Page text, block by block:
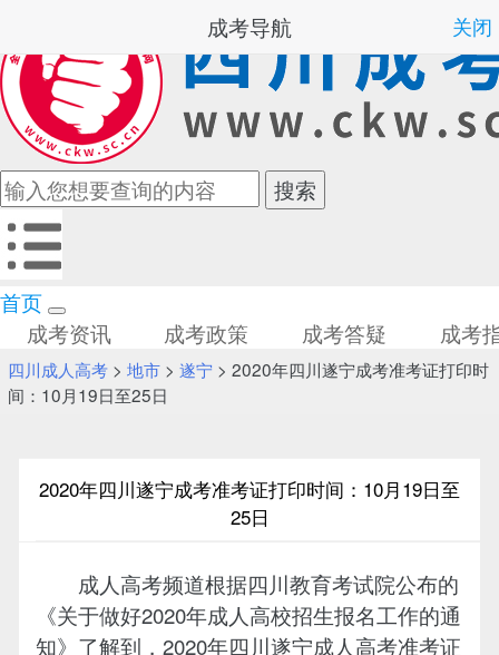
首页
成考资讯
成考政策 成考答疑 成考
四川成人高考> 地市> 遂宁 > 2020年四川遂宁成考准考证打印时
间：10月19日至25日
2020年四川遂宁成考准考证打印时间：10月19日至
25日
成人高考频道根据四川教育考试院公布的
《关于做好2020年成人高校招生报名工作的通
知》了解到，2020年四川遂宁成人高考准考证
成考导航 关闭